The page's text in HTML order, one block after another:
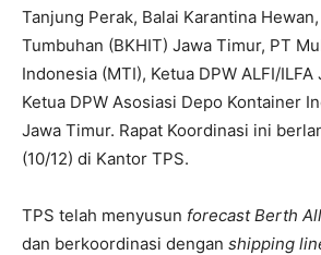
Tanjung Perak, Balai Karantina
Tumbuhan (BKHIT) Jawa Timur, PT
Indonesia (MTI), Ketua DPW ALFI/
Ketua DPW Asosiasi Depo Kontainer
Jawa Timur. Rapat Koordinasi ini
(10/12) di Kantor TPS.
TPS telah menyusun forecast Berth
dan berkoordinasi dengan shipping